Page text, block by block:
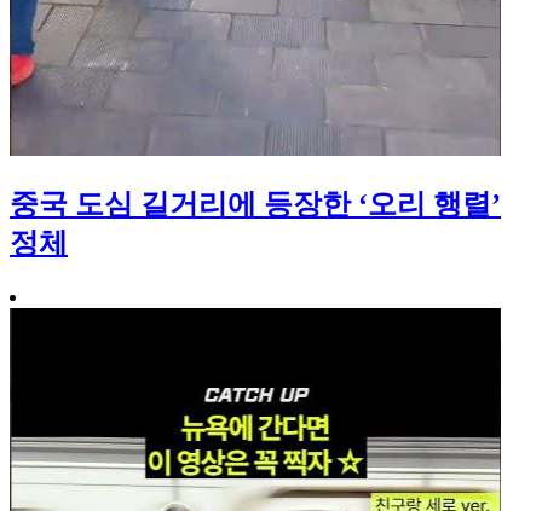
중국 도심 길거리에 등장한 ‘오리 행렬’
정체